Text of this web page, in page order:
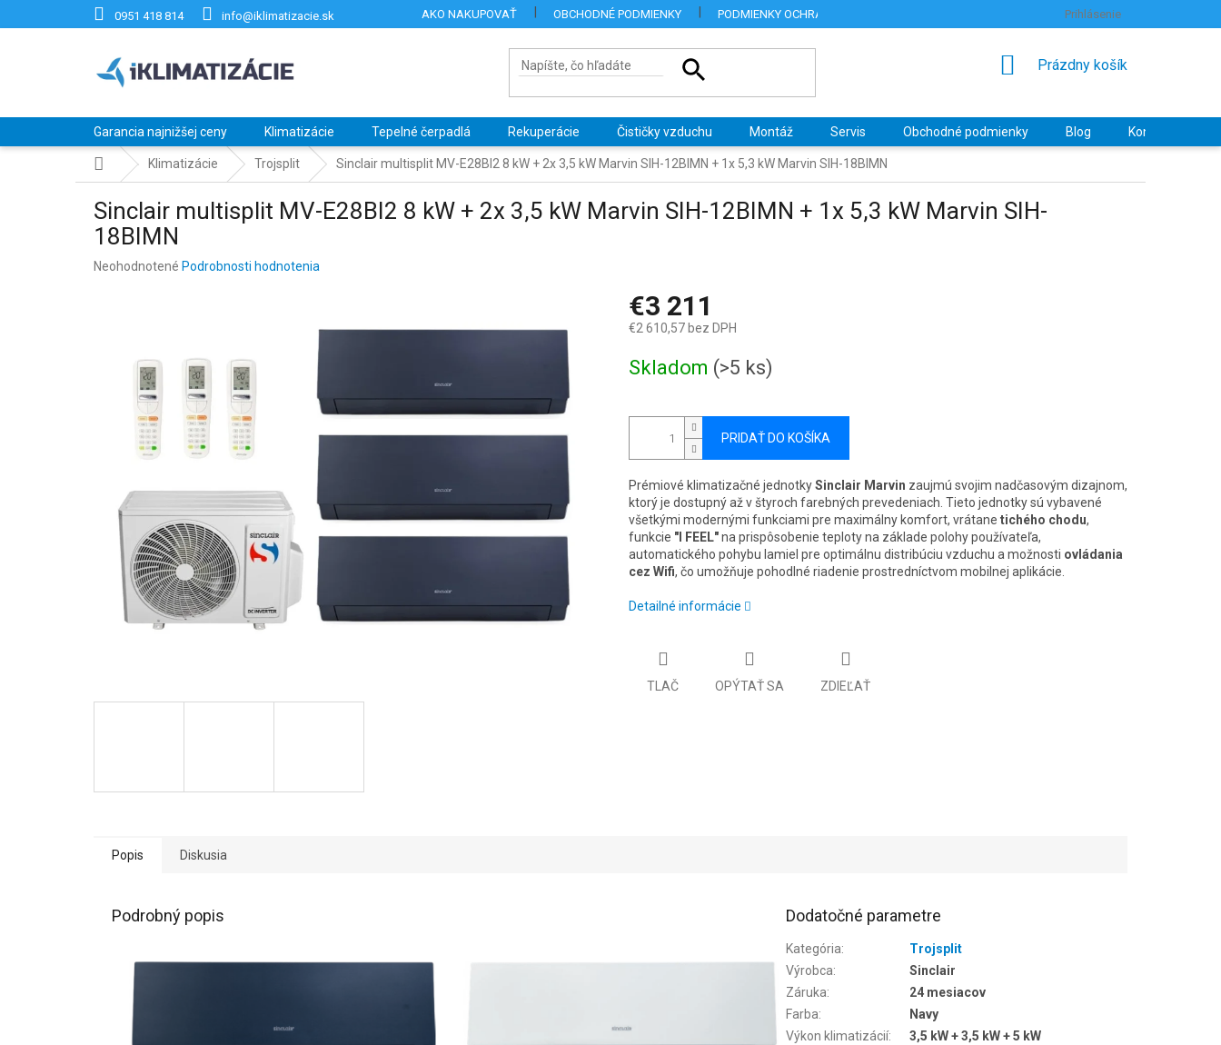
0951 418 814 info@iklimatizacie.sk AKO NAKUPOVAŤ OBCHODNÉ PODMIENKY PODMIENKY OCHRANY OSOBNÝCH ÚDAJOV HODNOTENIE OBCHODU
Prihlásenie
NÁKUPNÝ
Prázdny košík
Garancia najnižšej ceny Klimatizácie Tepelné čerpadlá Rekuperácie Čističky vzduchu Montáž Servis Obchodné podmienky Blog Kontakty
DomovKlimatizácie Trojsplit Sinclair multisplit MV-E28BI2 8 kW + 2x 3,5 kW Marvin SIH-12BIMN + 1x 5,3 kW Marvin SIH-18BIMN
Sinclair multisplit MV-E28BI2 8 kW + 2x 3,5 kW Marvin SIH-12BIMN + 1x 5,3 kW Marvin SIH-
18BIMN
Priemerné
hviezdičiek.
Neohodnotené Podrobnosti hodnotenia
€3 211
€2 610,57 bez DPH
cena:
Skladom (>5 ks)
PRIDAŤ DO KOŠÍKA
Prémiové klimatizačné jednotkySinclair Marvin zaujmú svojim nadčasovým dizajnom,
ktorý je dostupný až v štyroch farebných prevedeniach. Tieto jednotky sú vybavené
všetkými modernými funkciami pre maximálny komfort, vrátane tichého chodu,
funkcie "I FEEL"na prispôsobenie teploty na základe polohy používateľa,
automatického pohybu lamiel pre optimálnu distribúciu vzduchu a možnosti ovládania
cez Wifi, čo umožňuje pohodlné riadenie prostredníctvom mobilnej aplikácie.
Detailné informácie
TLAČ OPÝTAŤ SA ZDIEĽAŤ
Popis Diskusia
Podrobný popis Dodatočné parametre
Kategória:
Trojsplit
Výrobca:
Sinclair
Záruka:
24 mesiacov
Farba:
Navy
Výkon klimatizácií:
3,5 kW + 3,5 kW + 5 kW